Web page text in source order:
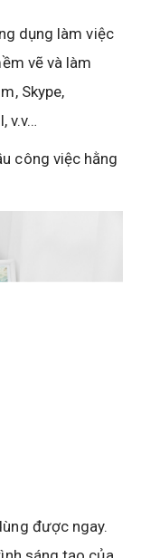
dụng làm việc
vẽ và làm
Skype,
v.v…
công việc hằng
được ngay.